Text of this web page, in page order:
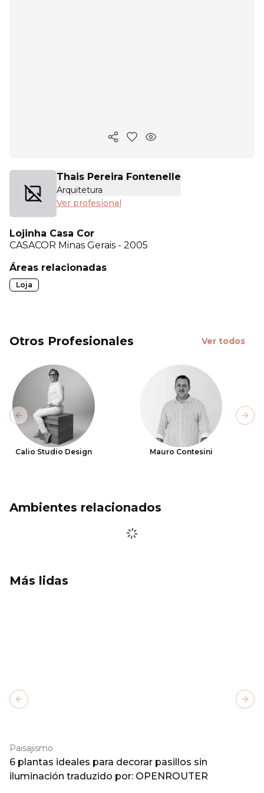
Copiar enlace
Thais Pereira Fontenelle
Arquitetura
Ver profesional
Lojinha Casa Cor
CASACOR Minas Gerais - 2005
Áreas relacionadas
Loja
Otros Profesionales Ver todos
Calio Studio Design Mauro Contesini
Previous slide
Ambientes relacionados
Más lidas
Paisajismo
6 plantas ideales para decorar pasillos sin
iluminación traduzido por: OPENROUTER
Previous slide